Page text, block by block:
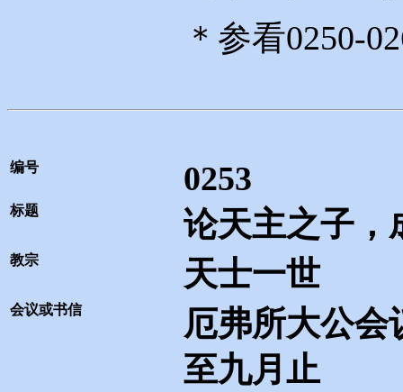
＊参看0250-
编号 0253
标题 论天主之子，
教宗 天士一世
会议或书信
厄弗所大公会
至九月止